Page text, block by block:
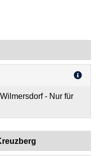
- Nur für